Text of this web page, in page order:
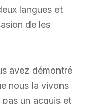
langues et
de les
avez démontré
nous la vivons
pas un acquis et